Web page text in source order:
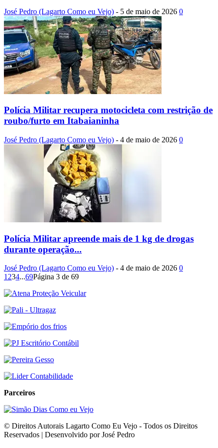
José Pedro (Lagarto Como eu Vejo) - 5 de maio de 2026 0
Polícia Militar recupera motocicleta com restrição de
roubo/furto em Itabaianinha
José Pedro (Lagarto Como eu Vejo) - 4 de maio de 2026 0
Polícia Militar apreende mais de 1 kg de drogas
durante operação...
José Pedro (Lagarto Como eu Vejo) - 4 de maio de 2026 0
1234...69Página 3 de 69
Parceiros
© Direitos Autorais Lagarto Como Eu Vejo - Todos os Direitos
Reservados | Desenvolvido por José Pedro